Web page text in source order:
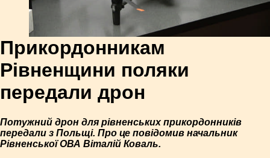
Прикордонникам
Рівненщини поляки
передали дрон
Потужний дрон для рівненських прикордонників
передали з Польщі. Про це повідомив начальник
Рівненської ОВА Віталій Коваль.